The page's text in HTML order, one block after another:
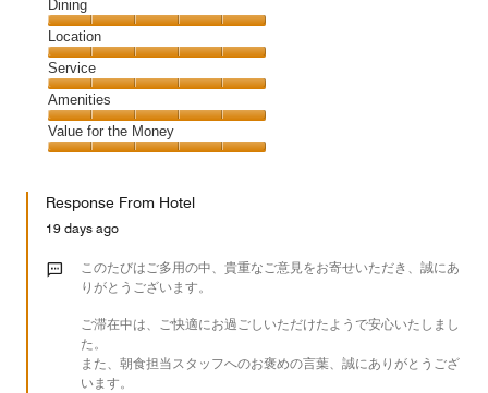
Cleanliness,
5
out
of
5
Dining
Dining,
5
out
of
5
Location
Location,
5
out
of
5
Service
Service,
5
out
Amenities
Amenities,
5
of
Value for the Money
the
Money,
out
Response From Hotel
19 days ago
このたびはご多用の中、貴重なご意見をお寄せいただき、誠にあ
りがとうございます。
ご滞在中は、ご快適にお過ごしいただけたようで安心いたしまし
た。
また、朝食担当スタッフへのお褒めの言葉、誠にありがとうござ
います。